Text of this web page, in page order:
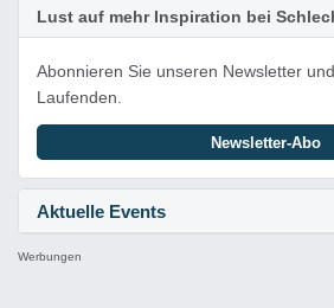
Aktuelle Events
Lust auf mehr Inspiration bei
Abonnieren Sie unseren Newsletter
Laufenden.
Newsletter-Abo
Werbungen